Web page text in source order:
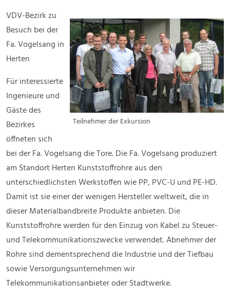
Teilnehmer der Exkursion
VDV-Bezirk zu
Besuch bei der
Fa. Vogelsang in
Herten
Für interessierte
Ingenieure und
Gäste des
Bezirkes
öffneten sich
bei der Fa. Vogelsang die Tore. Die Fa. Vogelsang produziert
am Standort Herten Kunststoffrohre aus den
unterschiedlichsten Werkstoffen wie PP, PVC-U und PE-HD.
Damit ist sie einer der wenigen Hersteller weltweit, die in
dieser Materialbandbreite Produkte anbieten. Die
Kunststoffrohre werden für den Einzug von Kabel zu Steuer-
und Telekommunikationszwecke verwendet. Abnehmer der
Rohre sind dementsprechend die Industrie und der Tiefbau
sowie Versorgungsunternehmen wir
Telekommunikationsanbieter oder Stadtwerke.